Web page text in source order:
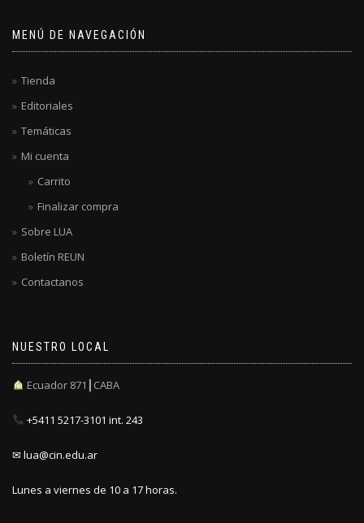
MENÚ DE NAVEGACIÓN
Tienda
Editoriales
Temáticas
Mi cuenta
Carrito
Finalizar compra
Sobre LUA
Boletín REUN
Contactanos
NUESTRO LOCAL
Ecuador 871┃CABA
+5411 5217-3101 int. 243
✉ lua@cin.edu.ar
Lunes a viernes de 10 a 17 horas.